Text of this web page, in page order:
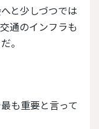
通のインフラも
。